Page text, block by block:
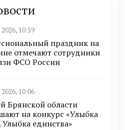
2026, 10:59
праздник на
отмечают сотрудники
ФСО России
2026, 10:06
Брянской области
на конкурс «Улыбка
Улыбка единства»